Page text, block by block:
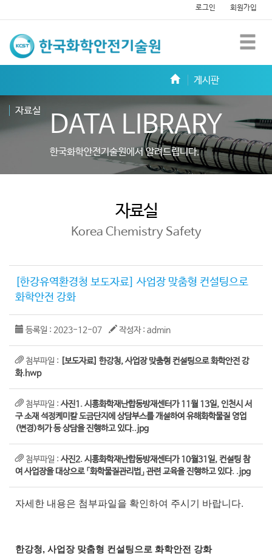
로그인 회원가입
한
국
학
안
기
게시판
자료실 DATA LIBRARY
한국화학안전기술원에서 알려드립니다.
자료실
Korea Chemistry Safety
[한강유역환경청 보도자료] 사업장 맞춤형 컨설팅으로
화학안전 강화
등록일 : 2023-12-07 작성자 : admin
첨부파일 :
[보도자료] 한강청, 사업장 맞춤형 컨설팅으로 화학안전 강
화.hwp
첨부파일 : 사진1. 시흥화학재난합동방재센터가 11월 13일, 인천시 서
구 소재 석정케미칼 도금단지에 상담부스를 개설하여 유해화학물질 영업
(변경)허가 등 상담을 진행하고 있다..jpg
첨부파일 : 사진2. 시흥화학재난합동방재센터가 10월31일, 컨설팅 참
여 사업장을 대상으로 「화학물질관리법」 관련 교육을 진행하고 있다. .jpg
자세한 내용은 첨부파일을 확인하여 주시기 바랍니다.
한강청, 사업장 맞춤형 컨설팅으로 화학안전 강화